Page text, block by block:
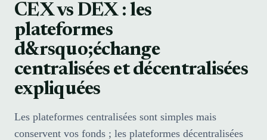
CEX vs DEX : les
plateformes
d&rsquo;échange
centralisées et décentralisées
expliquées
Les plateformes centralisées sont simples mais
conservent vos fonds ; les plateformes décentralisées